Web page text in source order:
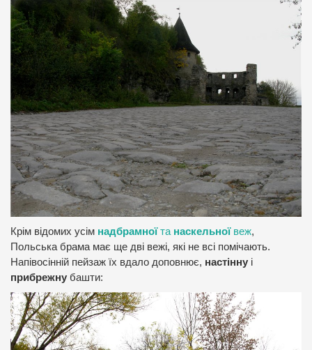
Крім відомих усім надбрамноїта наскельної веж,
Польська брама має ще дві вежі, які не всі помічають.
Напівосінній пейзаж їх вдало доповнює, настінну і
прибрежну башти: